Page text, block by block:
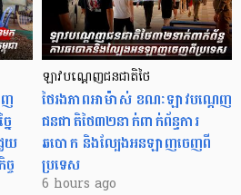
ញ
យ
ច
ឡាវបណ្តេញជនជាតិថៃ
ថៃរងភាពអាម៉ាស់ ខណៈឡាវបណ្តេញ
ជនជាតិថៃ៣២នាក់ពាក់ព័ន្ធការ
ឆបោក និងល្បែងអនឡាញចេញពី
ប្រទេស
6 hours ago